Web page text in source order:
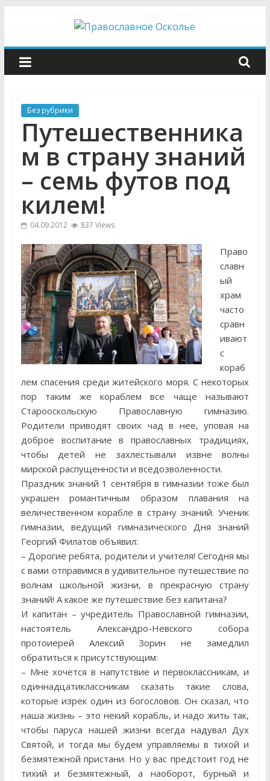
Православное
Информационный
митрополичий
центр
Без рубрики
Путешественника
м в страну знаний
– семь футов под
килем!
04.09.2012 837 Views
Право
славн
ый
храм
часто
сравн
ивают
с
кораб
лем спасения среди житейского моря. С некоторых
пор таким же кораблем все чаще называют
Старооскольскую Православную гимназию.
Родители приводят своих чад в нее, уповая на
доброе воспитание в православных традициях,
чтобы детей не захлестывали извне волны
мирской распущенности и вседозволенности.
Праздник знаний 1 сентября в гимназии тоже был
украшен романтичным образом плавания на
величественном корабле в страну знаний. Ученик
гимназии, ведущий гимназического Дня знаний
Георгий Филатов объявил:
– Дорогие ребята, родители и учителя! Сегодня мы
с вами отправимся в удивительное путешествие по
волнам школьной жизни, в прекрасную страну
знаний! А какое же путешествие без капитана?
И капитан – учредитель Православной гимназии,
настоятель Александро-Невского собора
протоиерей Алексий Зорин не замедлил
обратиться к присутствующим:
– Мне хочется в напутствие и первоклассникам, и
одиннадцатиклассникам сказать такие слова,
которые изрек один из богословов. Он сказал, что
наша жизнь – это некий корабль, и надо жить так,
чтобы паруса нашей жизни всегда надувал Дух
Святой, и тогда мы будем управляемы в тихой и
безмятежной пристани. Но у вас предстоит год не
тихий и безмятежный, а наоборот, бурный и